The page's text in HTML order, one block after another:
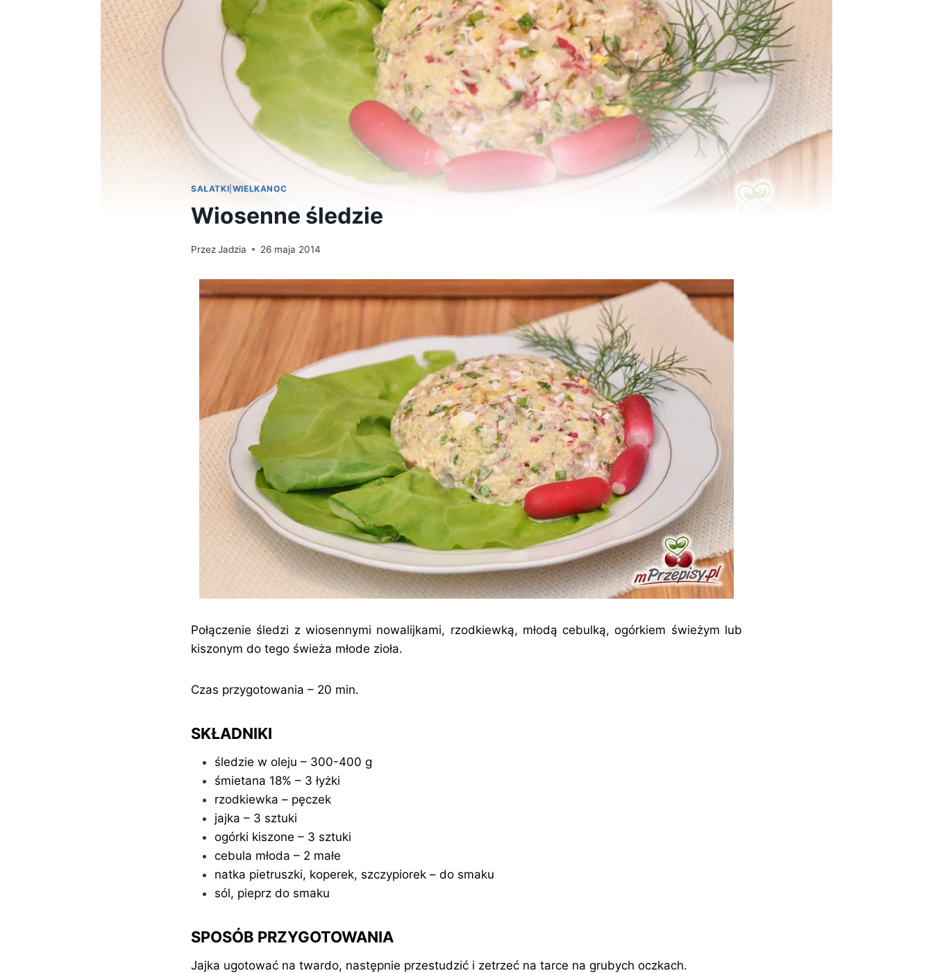
SAŁATKI WIELKANOC
Wiosenne śledzie
PrzezJadzia 26 maja 2014
Połączenie śledzi z wiosennymi nowalijkami, rzodkiewką, młodą cebulką, ogórkiem świeżym lub
kiszonym do tego świeża młode zioła.
Czas przygotowania – 20 min.
SKŁADNIKI
śledzie w oleju – 300-400 g
śmietana 18% – 3 łyżki
rzodkiewka – pęczek
jajka – 3 sztuki
ogórki kiszone – 3 sztuki
cebula młoda – 2 małe
natka pietruszki, koperek, szczypiorek – do smaku
sól, pieprz do smaku
SPOSÓB PRZYGOTOWANIA
Jajka ugotować na twardo, następnie przestudzić i zetrzeć na tarce na grubych oczkach.